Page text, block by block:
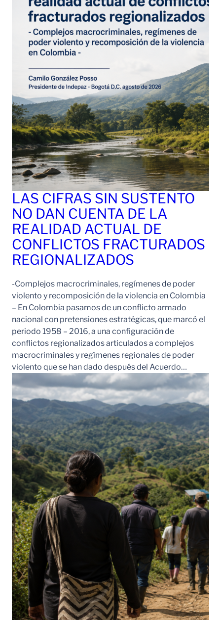
LAS CIFRAS SIN SUSTENTO
NO DAN CUENTA DE LA
REALIDAD ACTUAL DE
CONFLICTOS FRACTURADOS
REGIONALIZADOS
-Complejos macrocriminales, regímenes de poder
violento y recomposición de la violencia en Colombia
– En Colombia pasamos de un conflicto armado
nacional con pretensiones estratégicas, que marcó el
periodo 1958 – 2016, a una configuración de
conflictos regionalizados articulados a complejos
macrocriminales y regímenes regionales de poder
violento que se han dado después del Acuerdo…